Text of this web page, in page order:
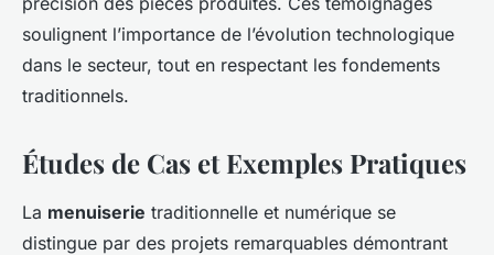
soulignent l’importance de l’évolution technologique
dans le secteur, tout en respectant les fondements
traditionnels.
Études de Cas et Exemples Pratiques
La menuiserie traditionnelle et numérique se
distingue par des projets remarquables démontrant